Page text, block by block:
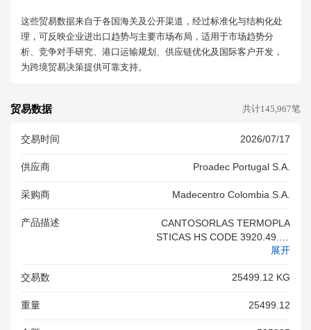
这些贸易数据来自于各国海关及公开渠道，经过标准化与结构化处
理，可反映企业进出口趋势与主要市场布局，适用于市场趋势分
析、竞争对手研究、港口运输规划、供应链优化及国际客户开发，
为跨境贸易决策提供可靠支持。
贸易数据 共计145,967笔
交易时间 2026/07/17
供应商 Proadec Portugal S.a.
采购商 Madecentro Colombia S.a.
产品描述
CANTOSORLAS TERMOPLA
STICAS HS CODE 3920.49.10
3920.49.90 FCLFCL NON OP
展开
交易数 25499.12 KG
重量 25499.12